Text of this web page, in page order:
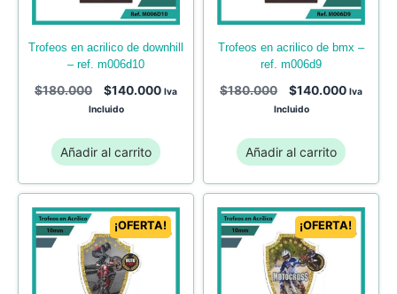
trofeos en acrilico de downhill
– ref. m006d10
$180.000 $140.000 Iva
Incluido
Añadir al carrito
trofeos en acrilico de bmx –
ref. m006d9
$180.000 $140.000 Iva
Incluido
Añadir al carrito
¡OFERTA! ¡OFERTA!